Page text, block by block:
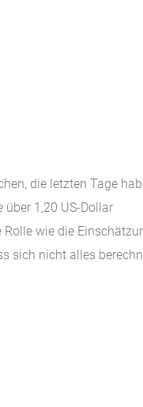
die letzten Tage
1,20 US-Dollar
wie die
sich nicht alles